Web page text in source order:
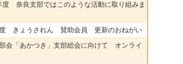
奈良支部ではこのような活動に取り組みま
きょうされん 賛助会員 更新のおねがい
「あかつき」支部総会に向けて オンライ